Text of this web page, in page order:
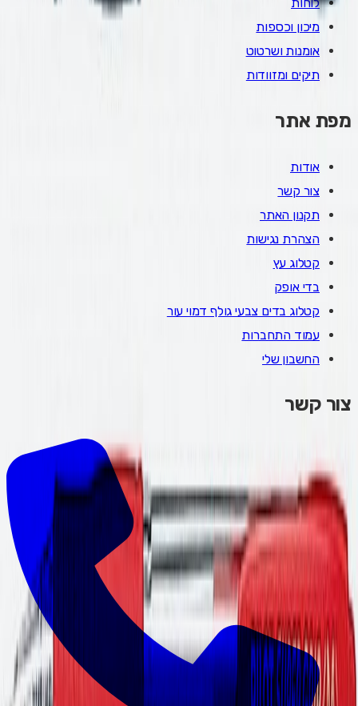
מיכון וכספות
אומנות ושרטוט
תיקים ומזוודות
מפת אתר
אודות
צור קשר
תקנון האתר
הצהרת נגישות
קטלוג עץ
בדי אופק
קטלוג בדים צבעי גולף דמוי עור
עמוד התחברות
החשבון שלי
צור קשר